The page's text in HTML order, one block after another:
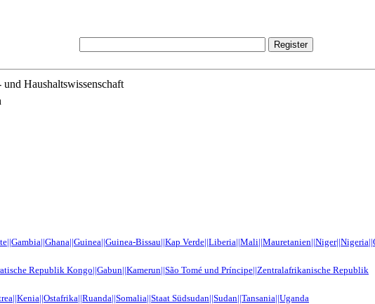
Haushaltswissenschaft
Bissau||Kap
Republik Kongo||Gabun||Kamerun||São Tomé und Príncipe||Zentralafrikanische Republik
Südsudan||Sudan||Tansania||Uganda